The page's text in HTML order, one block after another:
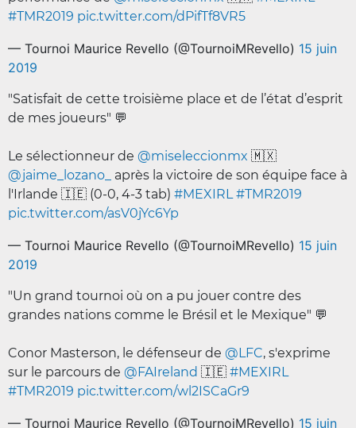
#TMR2019 pic.twitter.com/dPifTf8VR5
— Tournoi Maurice Revello (@TournoiMRevello) 15 juin
2019
"Satisfait de cette troisième place et de l’état d’esprit
de mes joueurs" 💬
Le sélectionneur de @miseleccionmx 🇲🇽
@jaime_lozano_
après la victoire de son équipe face à
l'Irlande 🇮🇪 (0-0, 4-3 tab) #MEXIRL #TMR2019
pic.twitter.com/asV0jYc6Yp
— Tournoi Maurice Revello (@TournoiMRevello) 15 juin
2019
"Un grand tournoi où on a pu jouer contre des
grandes nations comme le Brésil et le Mexique" 💬
Conor Masterson, le défenseur de @LFC, s'exprime
sur le parcours de @FAIreland 🇮🇪 #MEXIRL
#TMR2019 pic.twitter.com/wl2ISCaGr9
— Tournoi Maurice Revello (@TournoiMRevello) 15 juin